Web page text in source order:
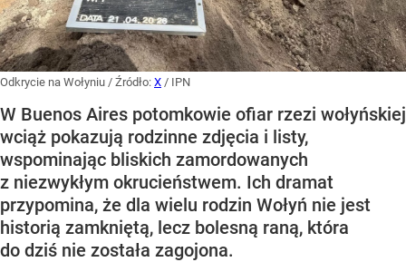
Odkrycie na Wołyniu / Źródło: X / IPN
W Buenos Aires potomkowie ofiar rzezi wołyńskiej
wciąż pokazują rodzinne zdjęcia i listy,
wspominając bliskich zamordowanych
z niezwykłym okrucieństwem. Ich dramat
przypomina, że dla wielu rodzin Wołyń nie jest
historią zamkniętą, lecz bolesną raną, która
do dziś nie została zagojona.